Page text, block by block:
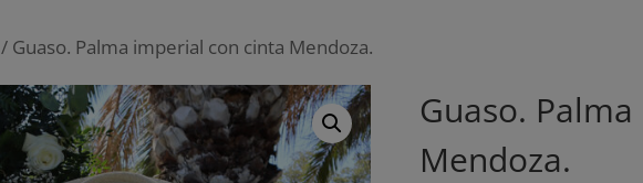
/ Guaso. Palma imperial con cinta Mendoza.
Guaso.
Mendoza.